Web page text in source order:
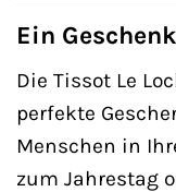
Ein
Die Tissot Le
perfekte
Menschen in
zum Jahrestag